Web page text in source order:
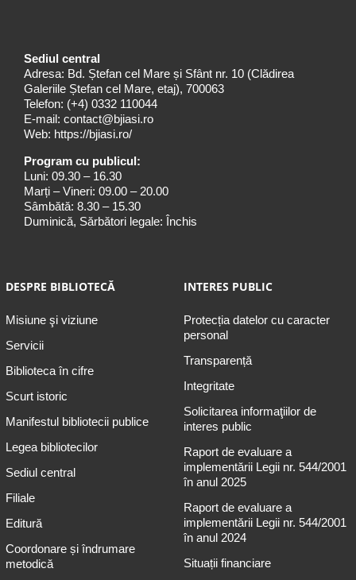
Sediul central
Adresa: Bd. Ștefan cel Mare și Sfânt nr. 10 (Clădirea
Galeriile Ștefan cel Mare, etaj), 700063
Telefon: (+4) 0332 110044
E-mail: contact@bjiasi.ro
Web: https://bjiasi.ro/
Program cu publicul:
Luni: 09.30 – 16.30
Marți – Vineri: 09.00 – 20.00
Sâmbătă: 8.30 – 15.30
Duminică, Sărbători legale: Închis
DESPRE BIBLIOTECĂ
Misiune şi viziune
Servicii
Biblioteca în cifre
Scurt istoric
Manifestul bibliotecii publice
Legea bibliotecilor
Sediul central
Filiale
Editură
Coordonare și îndrumare
metodică
INTERES PUBLIC
Protecția datelor cu caracter
personal
Transparență
Integritate
Solicitarea informaţiilor de
interes public
Raport de evaluare a
implementării Legii nr. 544/2001
în anul 2025
Raport de evaluare a
implementării Legii nr. 544/2001
în anul 2024
Situații financiare